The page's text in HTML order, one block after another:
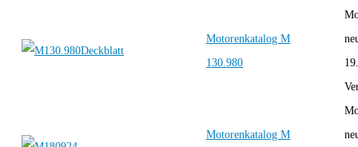
Motorenkatalog M
130.980
Motorenkatalog M